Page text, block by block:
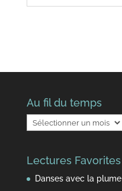
Au fil du temps
Au
fil
temps
Lectures Favorites
Danses avec la plume